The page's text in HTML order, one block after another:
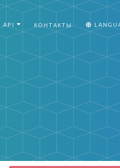
API КОНТАКТЫ